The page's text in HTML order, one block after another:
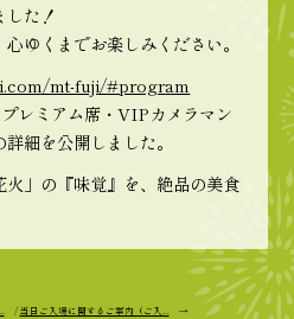
た！
ゆくまでお楽しみください。
mt-fuji/#program
レミアム席・VIPカメラマン
細を公開しました。
」の『味覚』を、絶品の美食
/当日ご入場に関するご案内（ご入... →